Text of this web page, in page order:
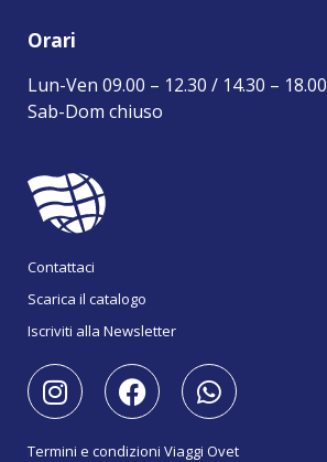
Orari
Lun-Ven 09.00 – 12.30 / 14.30 – 18.00
Sab-Dom chiuso
Contattaci
Scarica il catalogo
Iscriviti alla Newsletter
Termini e condizioni Viaggi Ovet